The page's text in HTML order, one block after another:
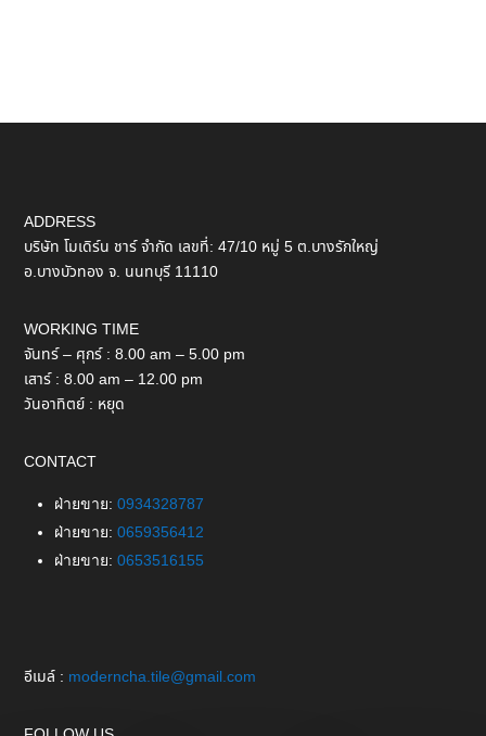
ADDRESS
บริษัท โมเดิร์น ชาร์ จำกัด เลขที่: 47/10 หมู่ 5 ต.บางรักใหญ่
อ.บางบัวทอง จ. นนทบุรี 11110
WORKING TIME
จันทร์ – ศุกร์ : 8.00 am – 5.00 pm
เสาร์ : 8.00 am – 12.00 pm
วันอาทิตย์ : หยุด
CONTACT
ฝ่ายขาย:0934328787
ฝ่ายขาย:0659356412
ฝ่ายขาย:0653516155
อีเมล์ : moderncha.tile@gmail.com